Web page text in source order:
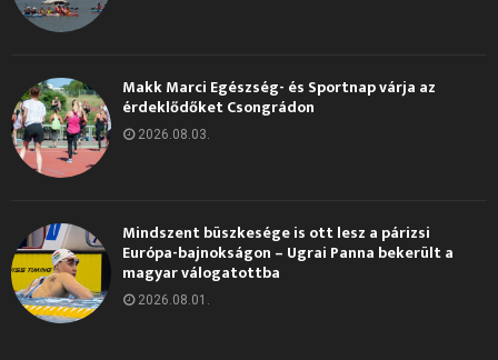
Makk Marci Egészség- és Sportnap várja az
érdeklődőket Csongrádon
2026.08.03.
Mindszent büszkesége is ott lesz a párizsi
Európa-bajnokságon – Ugrai Panna bekerült a
magyar válogatottba
2026.08.01.